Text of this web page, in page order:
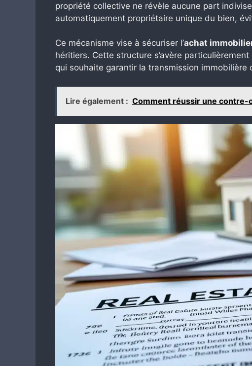
propriété collective ne révèle aucune part
automatiquement propriétaire unique du bien,
Ce mécanisme vise à sécuriser l’achat
héritiers. Cette structure s’avère
qui souhaite garantir la transmission
Lire également : Comment réussir une contre-